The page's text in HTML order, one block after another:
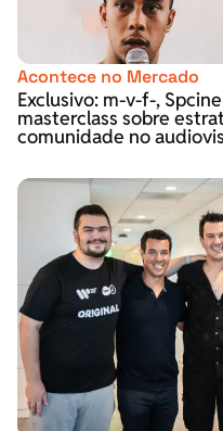
Acontece no Mercado
Exclusivo: m-v-f-,
masterclass sobre
comunidade no